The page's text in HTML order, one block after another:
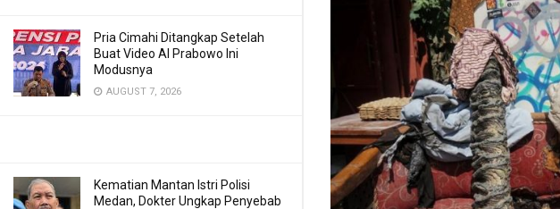
Pria Cimahi Ditangkap Setelah
Buat Video AI Prabowo Ini
Modusnya
AUGUST 7, 2026
Kematian Mantan Istri Polisi
Medan, Dokter Ungkap Penyebab